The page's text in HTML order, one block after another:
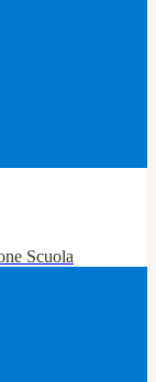
Scuola